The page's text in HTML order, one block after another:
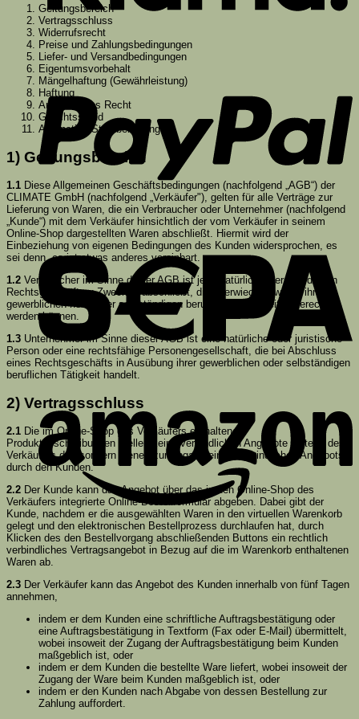
Geltungsbereich
Vertragsschluss
Widerrufsrecht
Preise und Zahlungsbedingungen
Liefer- und Versandbedingungen
Eigentumsvorbehalt
Mängelhaftung (Gewährleistung)
Haftung
Anwendbares Recht
Gerichtsstand
Alternative Streitbeilegung
1) Geltungsbereich
1.1 Diese Allgemeinen Geschäftsbedingungen (nachfolgend „AGB“) der
CLIMATE GmbH (nachfolgend „Verkäufer"), gelten für alle Verträge zur
Lieferung von Waren, die ein Verbraucher oder Unternehmer (nachfolgend
„Kunde“) mit dem Verkäufer hinsichtlich der vom Verkäufer in seinem
Online-Shop dargestellten Waren abschließt. Hiermit wird der
Einbeziehung von eigenen Bedingungen des Kunden widersprochen, es
sei denn, es ist etwas anderes vereinbart.
1.2 Verbraucher im Sinne dieser AGB ist jede natürliche Person, die ein
Rechtsgeschäft zu Zwecken abschließt, die überwiegend weder ihrer
gewerblichen noch ihrer selbständigen beruflichen Tätigkeit zugerechnet
werden können.
1.3 Unternehmer im Sinne dieser AGB ist eine natürliche oder juristische
Person oder eine rechtsfähige Personengesellschaft, die bei Abschluss
eines Rechtsgeschäfts in Ausübung ihrer gewerblichen oder selbständigen
beruflichen Tätigkeit handelt.
2) Vertragsschluss
2.1 Die im Online-Shop des Verkäufers enthaltenen
Produktbeschreibungen stellen keine verbindlichen Angebote seitens des
Verkäufers dar, sondern dienen zur Abgabe eines verbindlichen Angebots
durch den Kunden.
2.2 Der Kunde kann das Angebot über das in den Online-Shop des
Verkäufers integrierte Online-Bestellformular abgeben. Dabei gibt der
Kunde, nachdem er die ausgewählten Waren in den virtuellen Warenkorb
gelegt und den elektronischen Bestellprozess durchlaufen hat, durch
Klicken des den Bestellvorgang abschließenden Buttons ein rechtlich
verbindliches Vertragsangebot in Bezug auf die im Warenkorb enthaltenen
Waren ab.
2.3 Der Verkäufer kann das Angebot des Kunden innerhalb von fünf Tagen
annehmen,
indem er dem Kunden eine schriftliche Auftragsbestätigung oder
eine Auftragsbestätigung in Textform (Fax oder E-Mail) übermittelt,
wobei insoweit der Zugang der Auftragsbestätigung beim Kunden
maßgeblich ist, oder
indem er dem Kunden die bestellte Ware liefert, wobei insoweit der
Zugang der Ware beim Kunden maßgeblich ist, oder
indem er den Kunden nach Abgabe von dessen Bestellung zur
Zahlung auffordert.